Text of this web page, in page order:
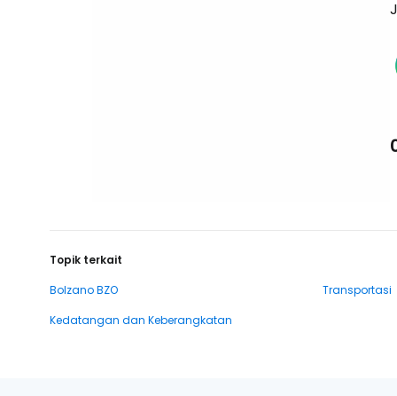
Topik terkait
Bolzano BZO
Transportasi
Kedatangan dan Keberangkatan